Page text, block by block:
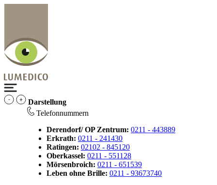
Darstellung
Telefonnummern
Derendorf/ OP Zentrum: 0211 - 443889
Erkrath: 0211 - 241430
Ratingen: 02102 - 845120
Oberkassel: 0211 - 551128
Mörsenbroich: 0211 - 651539
Leben ohne Brille: 0211 - 93673740